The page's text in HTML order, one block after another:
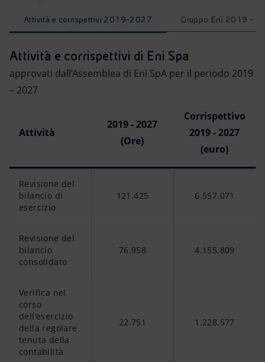
Attività e corrispettivi 2019-2027 Gruppo Eni 2019 –
Attività e corrispettivi di Eni Spa
approvati dall’Assemblea di Eni SpA per il periodo 2019
– 2027
Attività
2019 - 2027
(Ore)
Corrispettivo
2019 - 2027
(euro)
Revisione del
bilancio di
esercizio
121.425 6.557.071
Revisione del
bilancio
consolidato
76.958 4.155.809
Verifica nel
corso
dell'esercizio
della regolare
tenuta della
contabilità
22.751 1.228.577